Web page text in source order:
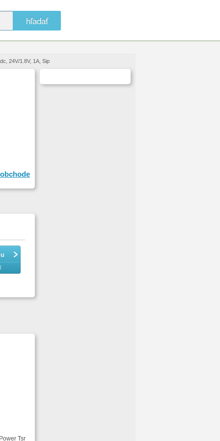
hľadať
24V/1.8V, 1A, Sip
Tsr